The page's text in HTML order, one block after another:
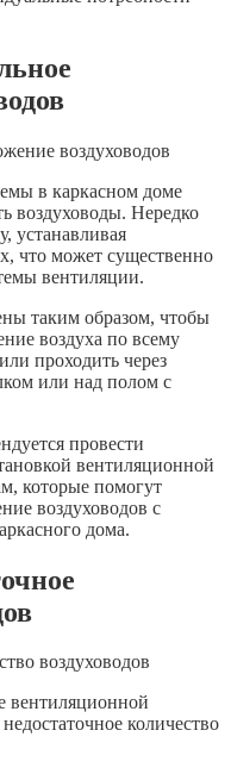
воздуховодов
в каркасном доме
воздуховоды. Нередко
устанавливая
что может существенно
вентиляции.
таким образом, чтобы
воздуха по всему
проходить через
или над полом с
провести
вентиляционной
которые помогут
воздуховодов с
дома.
воздуховодов
вентиляционной
количество